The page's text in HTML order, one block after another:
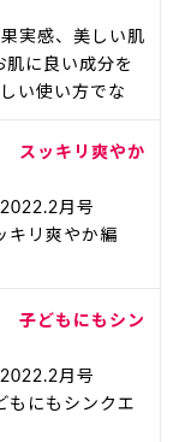
実感、美しい肌
肌に良い成分を
い使い方でな
スッキリ爽やか
月号
キリ爽やか編
子どもにもシン
月号
にもシンクエ